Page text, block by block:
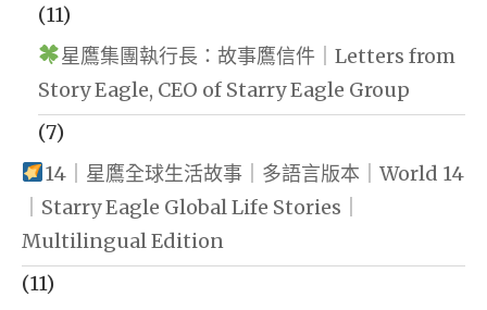
(11)
星鷹集團執行長：故事鷹信件｜Letters from
Story Eagle, CEO of Starry Eagle Group
(7)
14｜星鷹全球生活故事｜多語言版本｜World 14
｜Starry Eagle Global Life Stories｜
Multilingual Edition
(11)